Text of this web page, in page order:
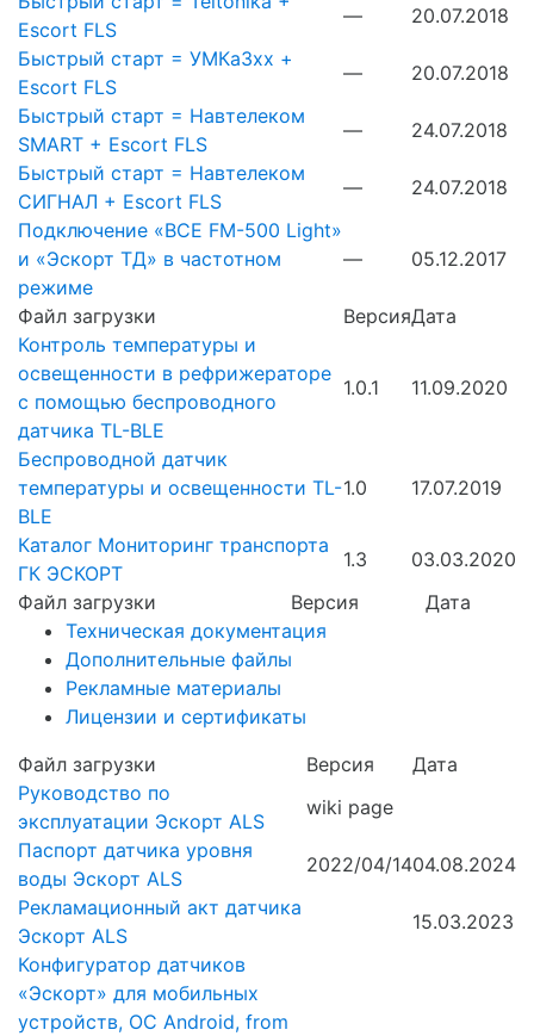
Escort FLS
—
20.07.2018
Быстрый старт = УМКа3хх +
Escort FLS
—
20.07.2018
Быстрый старт = Навтелеком
SMART + Escort FLS
—
24.07.2018
Быстрый старт = Навтелеком
СИГНАЛ + Escort FLS
—
24.07.2018
Подключение «ВСЕ FM-500 Light»
и «Эскорт ТД» в частотном
режиме
— 05.12.2017
Файл загрузки ВерсияДата
Контроль температуры и
освещенности в рефрижераторе
с помощью беспроводного
датчика TL-BLE
1.0.1 11.09.2020
Беспроводной датчик
температуры и освещенности TL-
BLE
1.0 17.07.2019
Каталог Мониторинг транспорта
ГК ЭСКОРТ
1.3
03.03.2020
Файл загрузки
Версия
Дата
Техническая документация
Дополнительные файлы
Рекламные материалы
Лицензии и сертификаты
Файл загрузки
Версия
Дата
Руководство по
эксплуатации Эскорт ALS
wiki page
Паспорт датчика уровня
воды Эскорт ALS
2022/04/1404.08.2024
Рекламационный акт датчика
Эскорт ALS
15.03.2023
Конфигуратор датчиков
«Эскорт» для мобильных
устройств, ОС Android, from